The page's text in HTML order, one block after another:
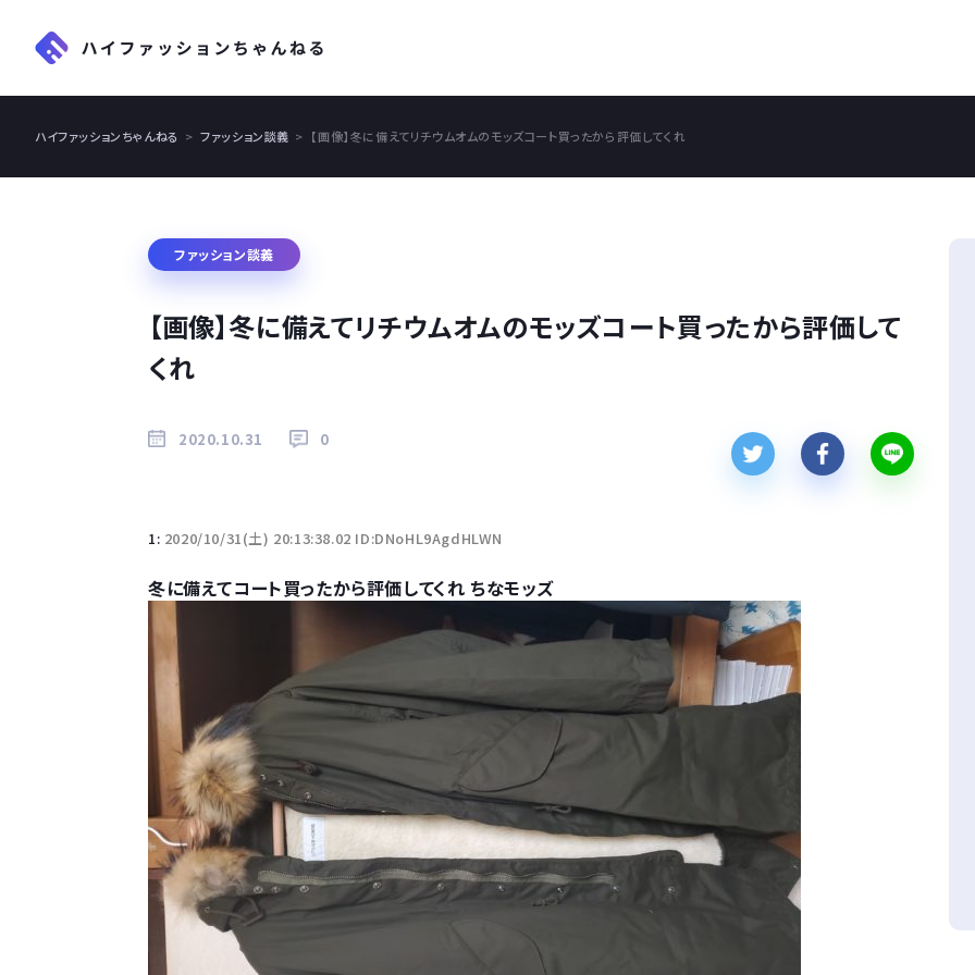
ハイファッションちゃんねる ファッション談義 【画像】冬に備えてリチウムオムのモッズコート買ったから評価してくれ
ファッション談義
【画像】冬に備えてリチウムオムのモッズコート買ったから評価して
くれ
2020.10.31 0
1: 2020/10/31(土) 20:13:38.02 ID:DNoHL9AgdHLWN
冬に備えてコート買ったから評価してくれ ちなモッズ